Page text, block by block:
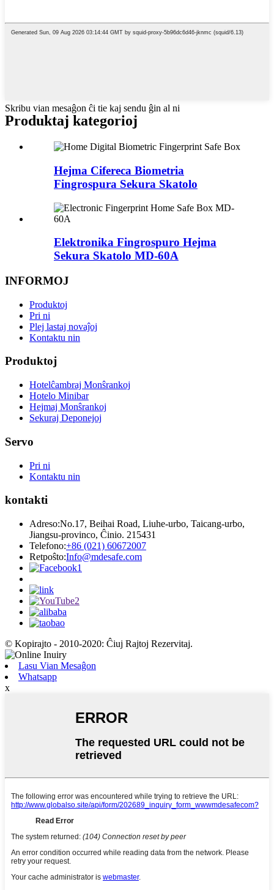
Skribu vian mesaĝon ĉi tie kaj sendu ĝin al ni
Produktaj kategorioj
Hejma Cifereca Biometria
Fingrospura Sekura Skatolo
Elektronika Fingrospuro Hejma
Sekura Skatolo MD-60A
INFORMOJ
Produktoj
Pri ni
Plej lastaj novaĵoj
Kontaktu nin
Produktoj
Hotelĉambraj Monŝrankoj
Hotelo Minibar
Hejmaj Monŝrankoj
Sekuraj Deponejoj
Servo
Pri ni
Kontaktu nin
kontakti
Adreso:No.17, Beihai Road, Liuhe-urbo, Taicang-urbo,
Jiangsu-provinco, Ĉinio. 215431
Telefono:+86 (021) 60672007
Retpoŝto:Info@mdesafe.com
© Kopirajto - 2010-2020: Ĉiuj Rajtoj Rezervitaj.
Lasu Vian Mesaĝon
Whatsapp
x